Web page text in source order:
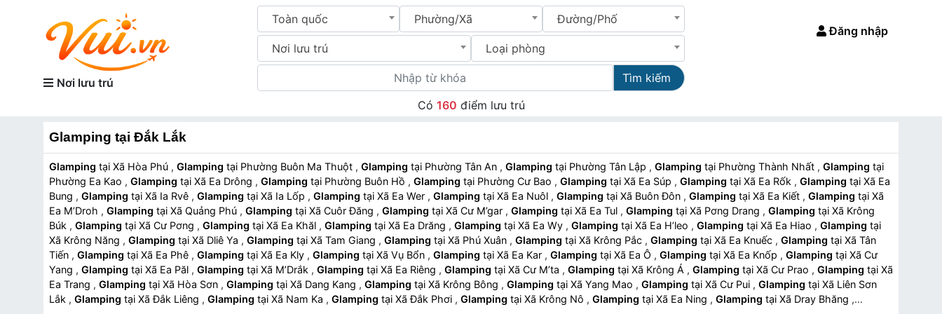
Nơi lưu trú
Toàn quốc Phường/Xã Đường/Phố
Nơi lưu trú Loại phòng
Tìm kiếm
Đăng nhập
Có 160 điểm lưu trú
Glamping tại Đắk Lắk
Glamping tại Xã Hòa Phú , Glamping tại Phường Buôn Ma Thuột , Glamping tại Phường Tân An , Glamping tại Phường Tân Lập , Glamping tại Phường Thành Nhất , Glamping tại
Phường Ea Kao , Glamping tại Xã Ea Drông , Glamping tại Phường Buôn Hồ , Glamping tại Phường Cư Bao , Glamping tại Xã Ea Súp , Glamping tại Xã Ea Rốk , Glamping tại Xã Ea
Bung , Glamping tại Xã Ia Rvê , Glamping tại Xã Ia Lốp , Glamping tại Xã Ea Wer , Glamping tại Xã Ea Nuôl , Glamping tại Xã Buôn Đôn , Glamping tại Xã Ea Kiết , Glamping tại Xã
Ea M’Droh , Glamping tại Xã Quảng Phú , Glamping tại Xã Cuôr Đăng , Glamping tại Xã Cư M’gar , Glamping tại Xã Ea Tul , Glamping tại Xã Pơng Drang , Glamping tại Xã Krông
Búk , Glamping tại Xã Cư Pơng , Glamping tại Xã Ea Khăl , Glamping tại Xã Ea Drăng , Glamping tại Xã Ea Wy , Glamping tại Xã Ea H’leo , Glamping tại Xã Ea Hiao , Glamping tại
Xã Krông Năng , Glamping tại Xã Dliê Ya , Glamping tại Xã Tam Giang , Glamping tại Xã Phú Xuân , Glamping tại Xã Krông Pắc , Glamping tại Xã Ea Knuếc , Glamping tại Xã Tân
Tiến , Glamping tại Xã Ea Phê , Glamping tại Xã Ea Kly , Glamping tại Xã Vụ Bổn , Glamping tại Xã Ea Kar , Glamping tại Xã Ea Ô , Glamping tại Xã Ea Knốp , Glamping tại Xã Cư
Yang , Glamping tại Xã Ea Păl , Glamping tại Xã M’Drắk , Glamping tại Xã Ea Riêng , Glamping tại Xã Cư M’ta , Glamping tại Xã Krông Á , Glamping tại Xã Cư Prao , Glamping tại Xã
Ea Trang , Glamping tại Xã Hòa Sơn , Glamping tại Xã Dang Kang , Glamping tại Xã Krông Bông , Glamping tại Xã Yang Mao , Glamping tại Xã Cư Pui , Glamping tại Xã Liên Sơn
Lắk , Glamping tại Xã Đắk Liêng , Glamping tại Xã Nam Ka , Glamping tại Xã Đắk Phơi , Glamping tại Xã Krông Nô , Glamping tại Xã Ea Ning , Glamping tại Xã Dray Bhăng ,